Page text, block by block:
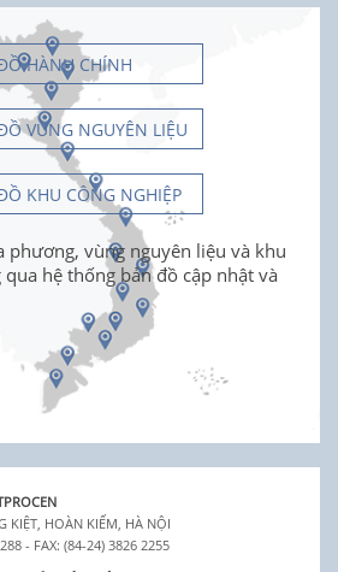
HÀNH CHÍNH
VÙNG NGUYÊN LIỆU
KHU CÔNG NGHIỆP
phương, vùng nguyên liệu và khu
hệ thống bản đồ cập nhật và
KIỆT, HOÀN KIẾM, HÀ NỘI
- FAX: (84-24) 3826 2255